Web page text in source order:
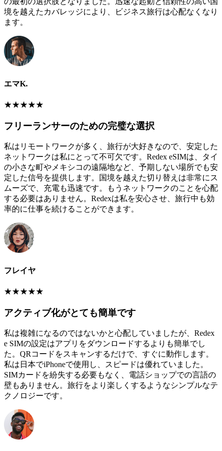
境を越えたカバレッジにより、ビジネス旅行は心配なくなり
ます。
エマK.
★★★★★
フリーランサーのための完璧な選択
私はリモートワークが多く、旅行が大好きなので、安定した
ネットワークは私にとって不可欠です。Redex eSIMは、タイ
の小さな町やメキシコの遠隔地など、予期しない場所でも安
定した信号を提供します。国境を越えた切り替えは非常にス
ムーズで、充電も迅速です。もうネットワークのことを心配
する必要はありません。Redexは私を安心させ、旅行中も効
率的に仕事を続けることができます。
フレイヤ
★★★★★
アクティブ化がとても簡単です
私は複雑になるのではないかと心配していましたが、Redex
e SIMの設定はアプリをダウンロードするよりも簡単でし
た。QRコードをスキャンするだけで、すぐに動作します。
私は日本でiPhoneで使用し、スピードは優れていました。
SIMカードを紛失する必要もなく、電話ショップでの言語の
壁もありません。旅行をより楽しくするようなシンプルなテ
クノロジーです。